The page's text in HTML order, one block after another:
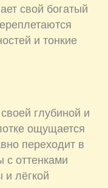
свой богатый
и тонкие
глубиной и
ощущается
переходит в
с оттенками
и лёгкой